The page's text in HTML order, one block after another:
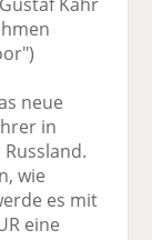
neue
in
wie
es mit
eine